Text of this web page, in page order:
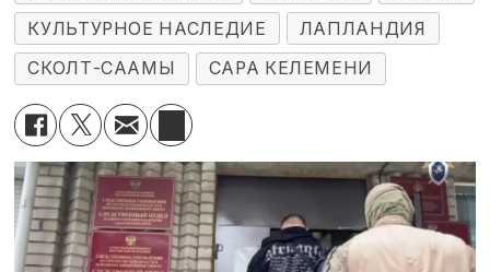
КУЛЬТУРНОЕ НАСЛЕДИЕ
ЛАПЛАНДИЯ
СКОЛТ-СААМЫ
САРА КЕЛЕМЕНИ